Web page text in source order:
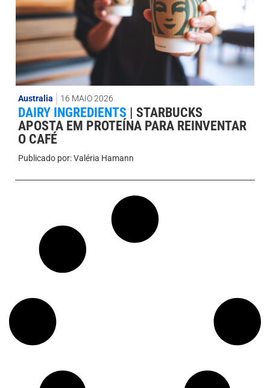
Australia 16 MAIO 2026
DAIRY INGREDIENTS | STARBUCKS
APOSTA EM PROTEÍNA PARA REINVENTAR
O CAFÉ
Publicado por:Valéria Hamann